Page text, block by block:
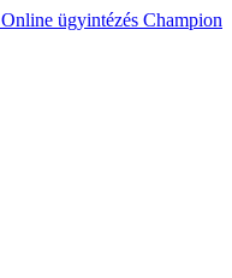
Online ügyintézés Champion